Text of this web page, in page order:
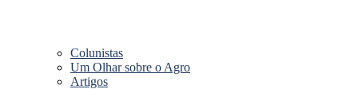
Colunistas
Um Olhar sobre o Agro
Artigos